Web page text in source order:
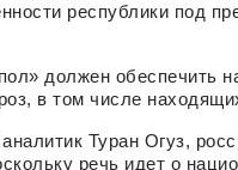
республики под
должен обеспечить
в том числе
Туран Огуз,
речь идет о